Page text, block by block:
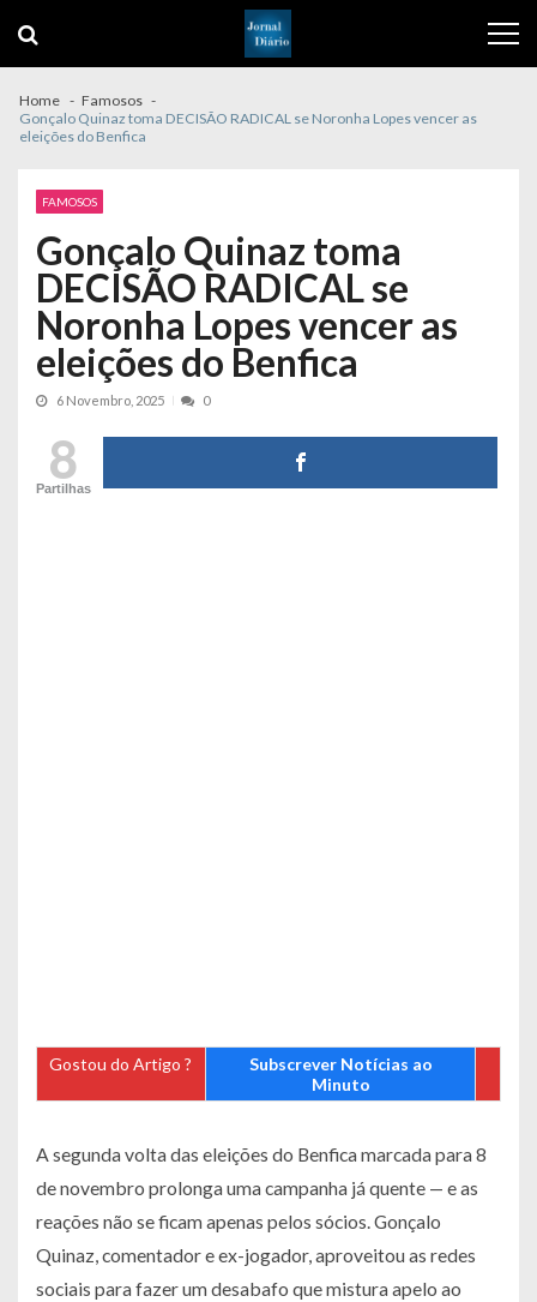
navigation
content
Home
Famosos
Gonçalo Quinaz toma DECISÃO RADICAL se Noronha Lopes vencer as
eleições do Benfica
FAMOSOS
Gonçalo Quinaz toma
DECISÃO RADICAL se
Noronha Lopes vencer as
eleições do Benfica
6 Novembro, 2025 0
8
Partilhas
Gostou do Artigo ?
Subscrever Notícias ao
Minuto
A segunda volta das eleições do Benfica marcada para 8
de novembro prolonga uma campanha já quente — e as
reações não se ficam apenas pelos sócios. Gonçalo
Quinaz, comentador e ex-jogador, aproveitou as redes
sociais para fazer um desabafo que mistura apelo ao